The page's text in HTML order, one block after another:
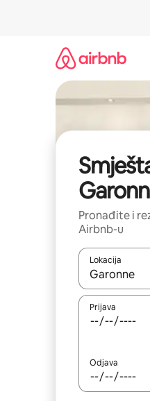
Pronađite i
Airbnb-u
Lokacija
Kad su
Prijava
Odjava